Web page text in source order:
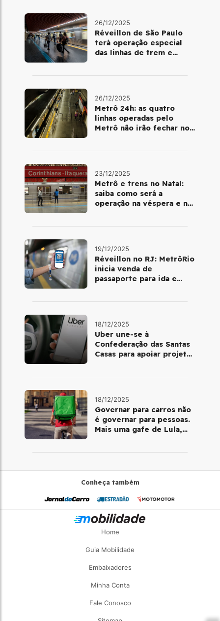
26/12/2025
Réveillon de São Paulo
terá operação especial
das linhas de trem e
26/12/2025
Metrô 24h: as quatro
linhas operadas pelo
Metrô não irão fechar no
23/12/2025
Metrô e trens no Natal:
saiba como será a
operação na véspera e no
19/12/2025
Réveillon no RJ: MetrôRio
inicia venda de
passaporte para ida e
18/12/2025
Uber une-se à
Confederação das Santas
Casas para apoiar projetos
18/12/2025
Governar para carros não
é governar para pessoas.
Mais uma gafe de Lula,
Conheça também
Home
Guia Mobilidade
Embaixadores
Minha Conta
Fale Conosco